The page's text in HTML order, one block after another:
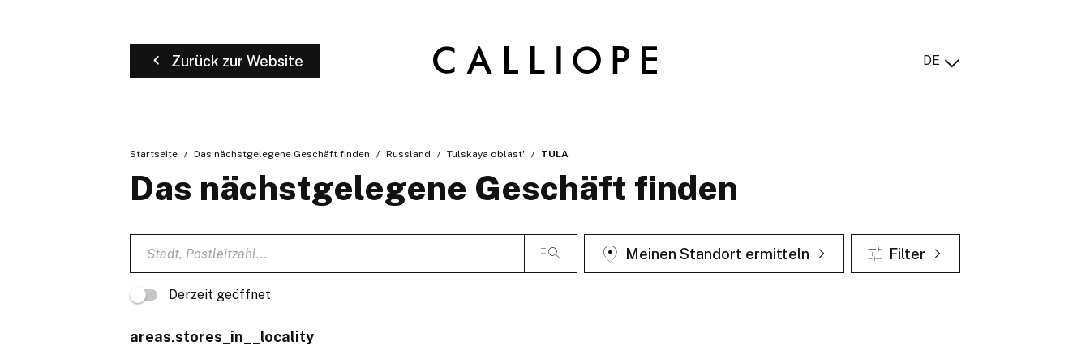
Zurück zur Website DE
Startseite Das nächstgelegene Geschäft finden Russland Tulskaya oblast' TULA
Das nächstgelegene Geschäft finden
Meinen Standort ermitteln Filter
Derzeit geöffnet
areas.stores_in__locality